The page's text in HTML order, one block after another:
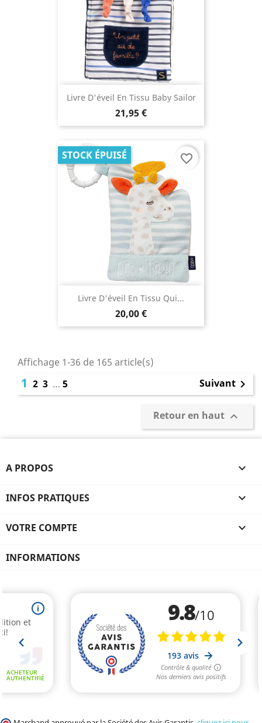
Livre D'éveil En Tissu Baby Sailor
21,95 €
Livre D'éveil En Tissu Qui...
20,00 €
STOCK ÉPUISÉ favorite_border
Affichage 1-36 de 165 article(s)
1 2 3 … 5 Suivant 
Retour en haut 
A PROPOS 
INFOS PRATIQUES 
VOTRE COMPTE 
INFORMATIONS